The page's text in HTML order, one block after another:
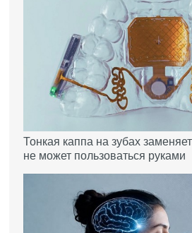
Тонкая каппа на зубах
не может пользоваться руками